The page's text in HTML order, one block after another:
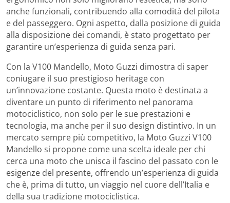
anche funzionali, contribuendo alla comodità del pilota
e del passeggero. Ogni aspetto, dalla posizione di guida
alla disposizione dei comandi, è stato progettato per
garantire un’esperienza di guida senza pari.
Con la V100 Mandello, Moto Guzzi dimostra di saper
coniugare il suo prestigioso heritage con
un’innovazione costante. Questa moto è destinata a
diventare un punto di riferimento nel panorama
motociclistico, non solo per le sue prestazioni e
tecnologia, ma anche per il suo design distintivo. In un
mercato sempre più competitivo, la Moto Guzzi V100
Mandello si propone come una scelta ideale per chi
cerca una moto che unisca il fascino del passato con le
esigenze del presente, offrendo un’esperienza di guida
che è, prima di tutto, un viaggio nel cuore dell’Italia e
della sua tradizione motociclistica.